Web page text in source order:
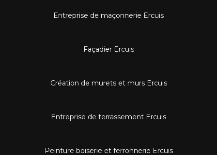
Entreprise de maçonnerie Ercuis
Façadier Ercuis
Création de murets et murs Ercuis
Entreprise de terrassement Ercuis
Peinture boiserie et ferronnerie Ercuis